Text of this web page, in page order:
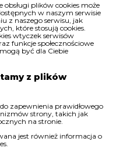
obsługi plików cookies może
w naszym serwisie
z naszego serwisu, jak
które stosują cookies.
wtyczek serwisów
funkcje społecznościowe
być dla Ciebie
z plików
zapewnienia prawidłowego
strony, takich jak
na stronie.
jest również informacja o